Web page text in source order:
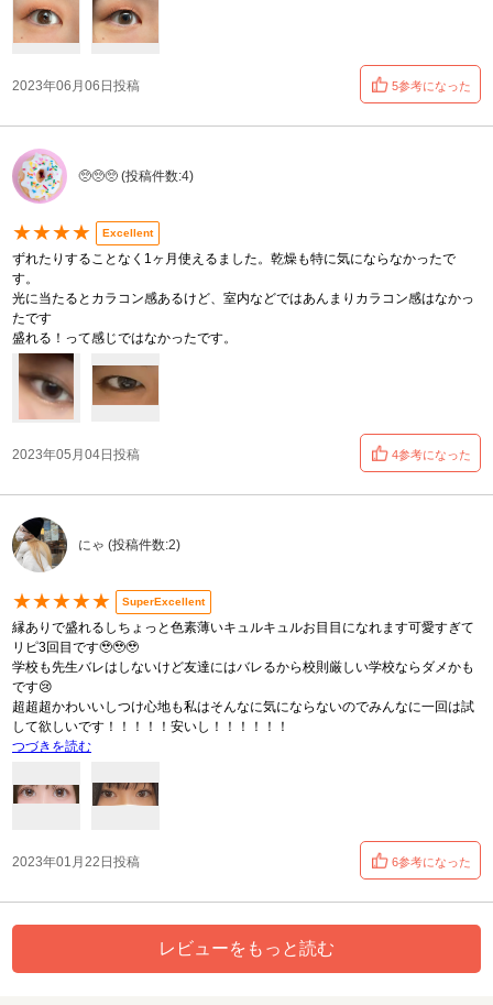
2023年06月06日投稿 5参考になった
🥺🥺🥺 (投稿件数:4)
★★★★ Excellent
ずれたりすることなく1ヶ月使えるました。乾燥も特に気にならなかったで
す。
光に当たるとカラコン感あるけど、室内などではあんまりカラコン感はなかっ
たです
盛れる！って感じではなかったです。
2023年05月04日投稿 4参考になった
にゃ (投稿件数:2)
★★★★★ SuperExcellent
縁ありで盛れるしちょっと色素薄いキュルキュルお目目になれます可愛すぎて
リピ3回目です🥹🥹🥹
学校も先生バレはしないけど友達にはバレるから校則厳しい学校ならダメかも
です😢
超超超かわいいしつけ心地も私はそんなに気にならないのでみんなに一回は試
して欲しいです！！！！！安いし！！！！！！
つづきを読む
2023年01月22日投稿 6参考になった
レビューをもっと読む